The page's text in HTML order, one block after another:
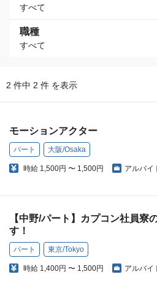
すべて
職種
すべて
2 件中 2 件 を表示
モーションアクター
パート 大阪/Osaka
時給 1,500円 〜 1,500円 アルバイ
【中野/パート】カプコン社員寮
す！
パート 東京/Tokyo
時給 1,400円 〜 1,500円 アルバイ